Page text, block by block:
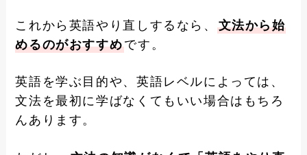
これから英語やり直しするなら、 文法から始
めるのがおすすめです。
英語を学ぶ目的や、英語レベルによっては、
文法を最初に学ばなくてもいい場合はもちろ
んあります。